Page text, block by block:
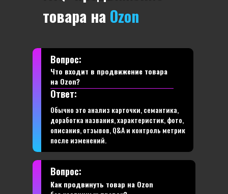
товара на Ozon
Обычно это анализ карточки, семантика,
доработка названия, характеристик, фото,
описания, отзывов, Q&A и контроль метрик
после изменений.
Что входит в продвижение товара
на Ozon?
Вопрос:
Ответ:
Как продвинуть товар на Ozon
Вопрос: